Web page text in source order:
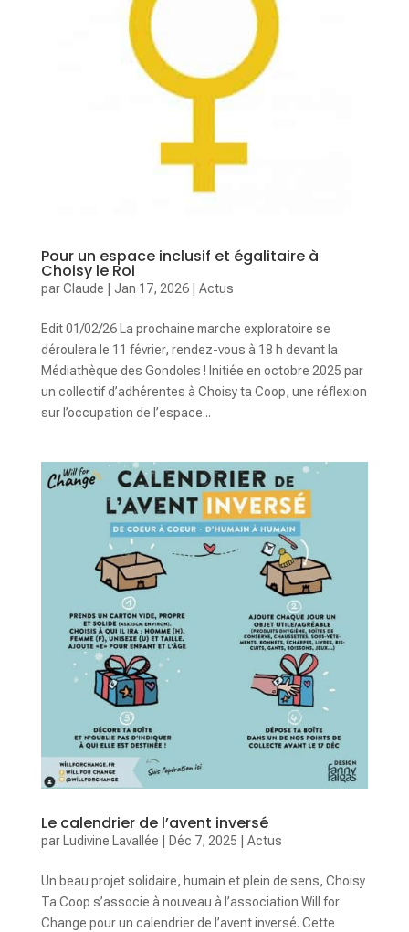
Pour un espace inclusif et égalitaire à
Choisy le Roi
parClaude Jan 17, 2026| Actus
Edit 01/02/26 La prochaine marche exploratoire se
déroulera le 11 février, rendez-vous à 18 h devant la
Médiathèque des Gondoles ! Initiée en octobre 2025 par
un collectif d’adhérentes à Choisy ta Coop, une réflexion
sur l’occupation de l’espace...
Le calendrier de l’avent inversé
par Ludivine Lavallée Déc 7, 2025 Actus
Un beau projet solidaire, humain et plein de sens, Choisy
Ta Coop s’associe à nouveau à l’association Will for
Change pour un calendrier de l’avent inversé. Cette